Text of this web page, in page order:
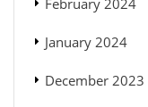
February 2024
January 2024
December 2023